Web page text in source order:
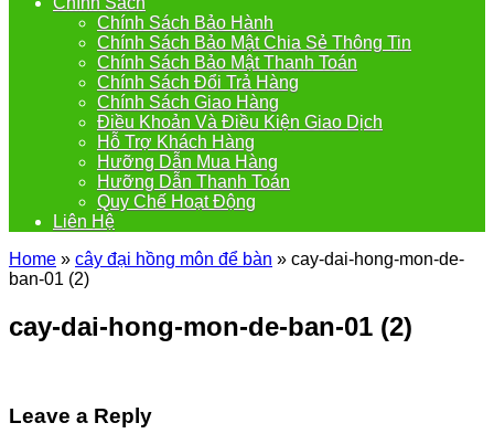
Chính Sách Bảo Hành
Chính Sách Bảo Mật Chia Sẻ Thông Tin
Chính Sách Bảo Mật Thanh Toán
Chính Sách Đổi Trả Hàng
Chính Sách Giao Hàng
Điều Khoản Và Điều Kiện Giao Dịch
Hỗ Trợ Khách Hàng
Hưỡng Dẫn Mua Hàng
Hưỡng Dẫn Thanh Toán
Quy Chế Hoạt Động
Liên Hệ
Home » cây đại hồng môn để bàn » cay-dai-hong-mon-de-
ban-01 (2)
cay-dai-hong-mon-de-ban-01 (2)
Leave a Reply